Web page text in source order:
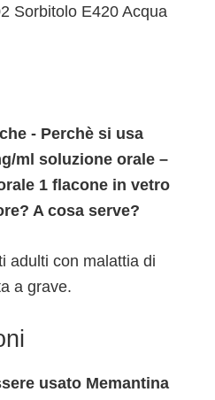
Sorbitolo E420 Acqua
- Perchè si usa
ml soluzione orale –
1 flacone in vetro
A cosa serve?
adulti con malattia di
a grave.
usato Memantina